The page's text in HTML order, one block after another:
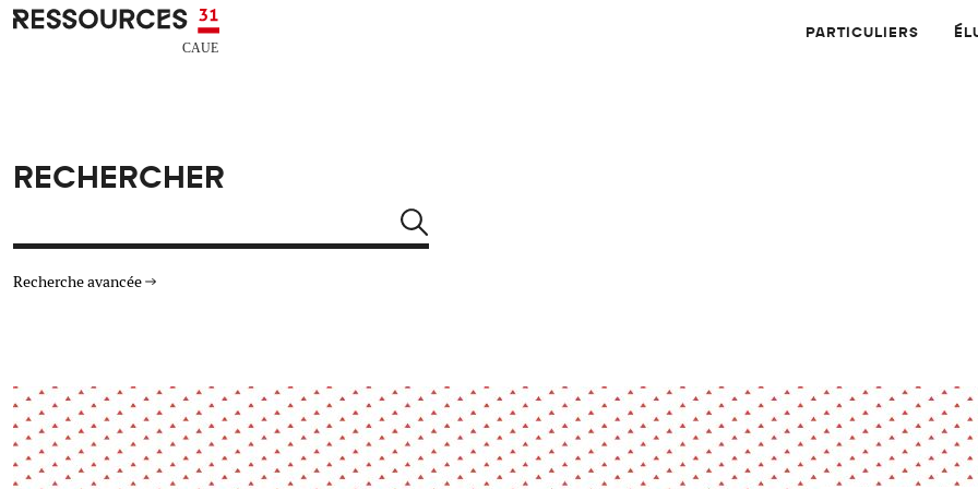
Aller au contenu principal
CAUE RESSOURCES 31 PARTICULIERS
RECHERCHER
Recherche avancée
Architecture
Arts Design
Énergie
Actualité Animation Application Compte-rendu
Dossier
thématique